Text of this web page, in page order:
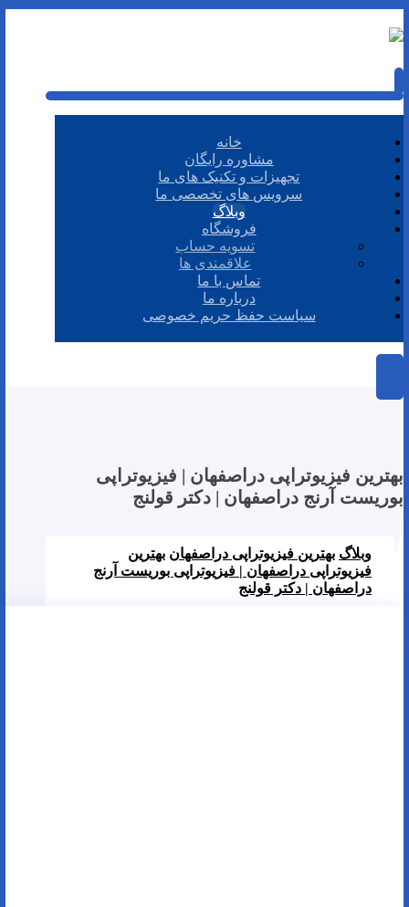
خانه
مشاوره رایگان
تجهیزات و تکنیک های ما
سرویس های تخصصی ما
وبلاگ
فروشگاه
تسویه حساب
علاقمندی ها
تماس با ما
درباره ما
سیاست حفظ حریم خصوصی
بهترین فیزیوتراپی دراصفهان | فیزیوتراپی
بوریست آرنج دراصفهان |‌ دکتر قولنج
وبلاگ بهترین فیزیوتراپی دراصفهان بهترین
فیزیوتراپی دراصفهان | فیزیوتراپی بوریست آرنج
دراصفهان |‌ دکتر قولنج